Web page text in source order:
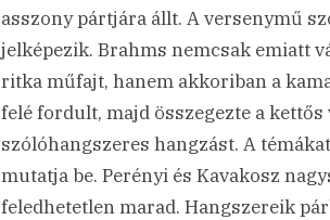
asszony pártjára állt. A versenymű
jelképezik. Brahms nemcsak emiatt
ritka műfajt, hanem akkoriban a
felé fordult, majd összegezte a
szólóhangszeres hangzást. A
mutatja be. Perényi és Kavakosz
feledhetetlen marad. Hangszereik